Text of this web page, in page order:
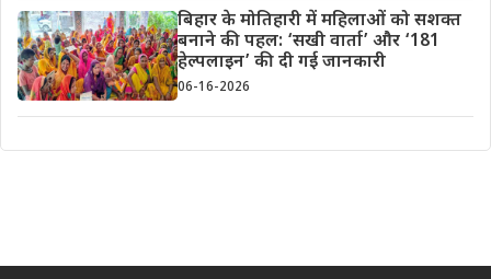
बिहार के मोतिहारी में महिलाओं को सशक्त
बनाने की पहल: ‘सखी वार्ता’ और ‘181
हेल्पलाइन’ की दी गई जानकारी
06-16-2026